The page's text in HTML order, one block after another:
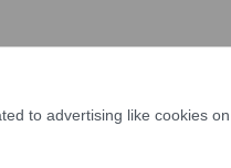
to advertising like cookies on